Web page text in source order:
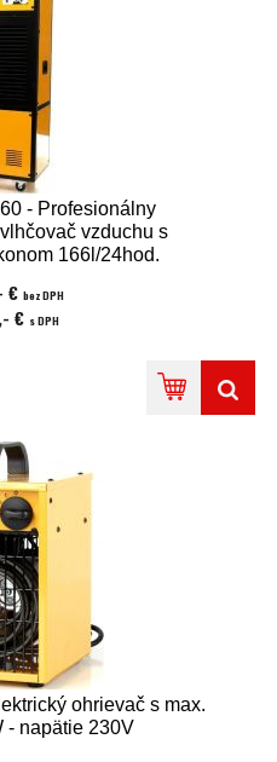
- Profesionálny
vzduchu s
166l/24hod.
€ bez DPH
€ s DPH
ohrievač s max.
- napätie 230V